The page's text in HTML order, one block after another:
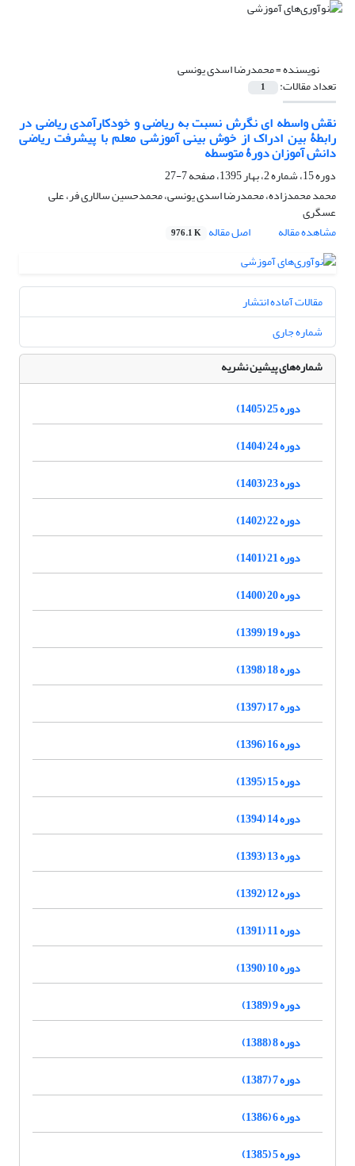
نویسنده =محمدرضا اسدی یونسی
تعداد مقالات: 1
نقش واسطه ای نگرش نسبت به ریاضی و خودکارآمدی ریاضی در
رابطۀ بین ادراک از خوش بینی آموزشی معلم با پیشرفت ریاضی
دانش آموزان دورۀ متوسطه
دوره 15، شماره 2، بهار 1395، صفحه
7-27
محمد محمدزاده، محمدرضا اسدی یونسی، محمدحسین سالاری فر، علی
عسگری
مشاهده مقاله
اصل مقاله 976.1 K
مقالات آماده انتشار
شماره جاری
شماره‌های پیشین نشریه
دوره 25 (1405)
دوره 24 (1404)
دوره 23 (1403)
دوره 22 (1402)
دوره 21 (1401)
دوره 20 (1400)
دوره 19 (1399)
دوره 18 (1398)
دوره 17 (1397)
دوره 16 (1396)
دوره 15 (1395)
دوره 14 (1394)
دوره 13 (1393)
دوره 12 (1392)
دوره 11 (1391)
دوره 10 (1390)
دوره 9 (1389)
دوره 8 (1388)
دوره 7 (1387)
دوره 6 (1386)
دوره 5 (1385)